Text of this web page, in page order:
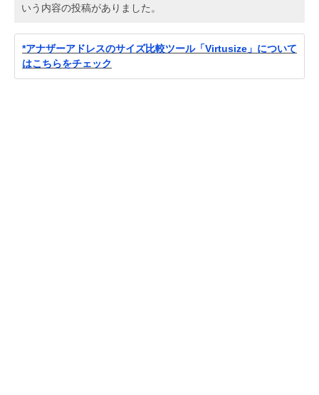
いう内容の投稿がありました。
*アナザーアドレスのサイズ比較ツール「Virtusize」について
はこちらをチェック